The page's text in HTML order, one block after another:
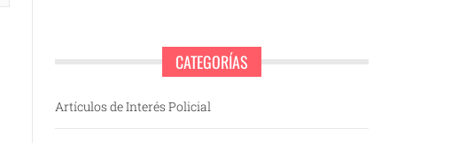
CATEGORÍAS
Artículos de Interés Policial